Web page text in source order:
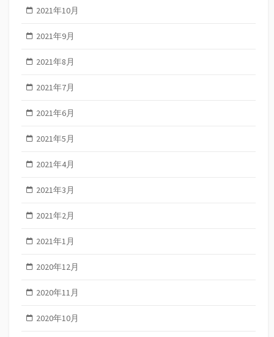
2021年10月
2021年9月
2021年8月
2021年7月
2021年6月
2021年5月
2021年4月
2021年3月
2021年2月
2021年1月
2020年12月
2020年11月
2020年10月